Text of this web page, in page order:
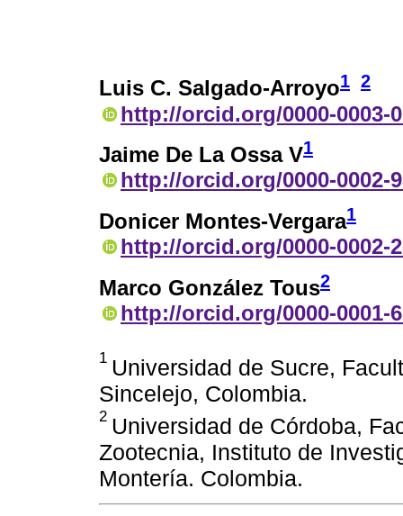
Luis C. Salgado-Arroyo1 2
http://orcid.org/0000-0003-
Jaime De La Ossa V1
http://orcid.org/0000-0002-
Donicer Montes-Vergara1
http://orcid.org/0000-0002-
Marco González Tous2
http://orcid.org/0000-0001-
1 Universidad de Sucre,
Sincelejo, Colombia.
2 Universidad de Córdoba,
Zootecnia, Instituto de
Montería. Colombia.